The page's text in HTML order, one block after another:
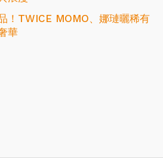
！TWICE MOMO、娜璉曬稀有
華